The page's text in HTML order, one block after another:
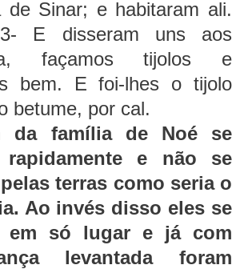
de Sinar; e habitaram ali.
E disseram uns aos
façamos tijolos e
bem. E foi-lhes o tijolo
betume, por cal.
da família de Noé se
rapidamente e não se
terras como seria o
Ao invés disso eles se
em só lugar e já com
levantada foram